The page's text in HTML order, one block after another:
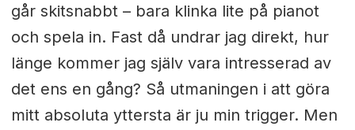
går skitsnabbt – bara klinka lite på pianot
och spela in. Fast då undrar jag direkt, hur
länge kommer jag själv vara intresserad av
det ens en gång? Så utmaningen i att göra
mitt absoluta yttersta är ju min trigger. Men